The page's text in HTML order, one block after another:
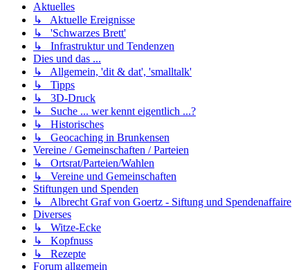
Aktuelles
↳ Aktuelle Ereignisse
↳ 'Schwarzes Brett'
↳ Infrastruktur und Tendenzen
Dies und das ...
↳ Allgemein, 'dit & dat', 'smalltalk'
↳ Tipps
↳ 3D-Druck
↳ Suche ... wer kennt eigentlich ...?
↳ Historisches
↳ Geocaching in Brunkensen
Vereine / Gemeinschaften / Parteien
↳ Ortsrat/Parteien/Wahlen
↳ Vereine und Gemeinschaften
Stiftungen und Spenden
↳ Albrecht Graf von Goertz - Siftung und Spendenaffaire
Diverses
↳ Witze-Ecke
↳ Kopfnuss
↳ Rezepte
Forum allgemein